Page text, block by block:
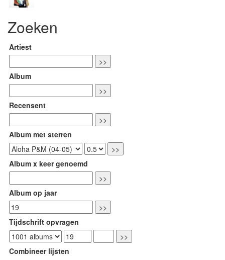
Zoeken
Artiest
Album
Recensent
Album met sterren
Album x keer genoemd
Album op jaar
Tijdschrift opvragen
Combineer lijsten